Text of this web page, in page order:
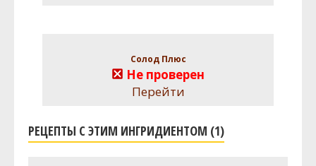
Солод Плюс
Не проверен
Перейти
РЕЦЕПТЫ С ЭТИМ ИНГРИДИЕНТОМ (1)